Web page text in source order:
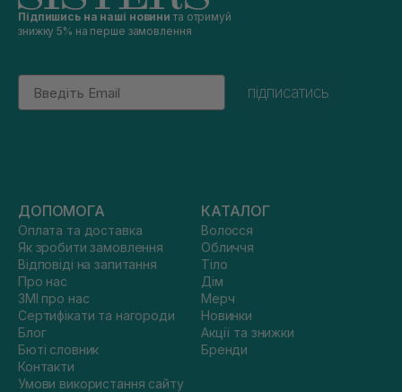
Підпишись на наші новини та отримуй
знижку 5% на перше замовлення
Email
підписатись
ДОПОМОГА
Оплата та доставка
Як зробити замовлення
Відповіді на запитання
Про нас
ЗМІ про нас
Сертифікати та нагороди
Блог
Бюті словник
Контакти
Умови використання сайту
КАТАЛОГ
Волосся
Обличчя
Тіло
Дім
Мерч
Новинки
Акції та знижки
Бренди